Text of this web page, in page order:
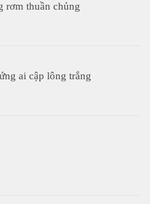
rơm thuần chủng
ai cập lông trắng